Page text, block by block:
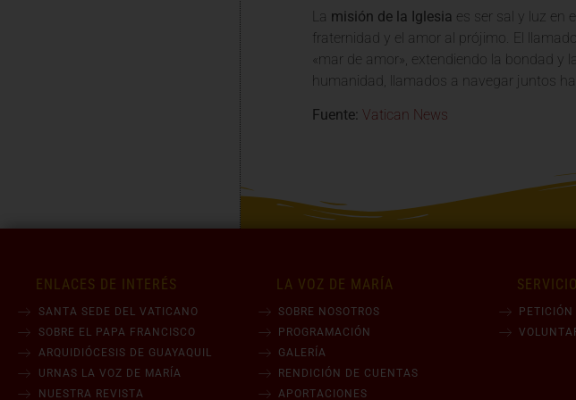
La misión de la Iglesia es ser sal y luz en
fraternidad y el amor al prójimo. El
«mar de amor», extendiendo la bondad y
humanidad, llamados a navegar juntos
Fuente: Vatican News
ENLACES DE INTERÉS
SANTA SEDE DEL VATICANO
SOBRE EL PAPA FRANCISCO
ARQUIDIÓCESIS DE GUAYAQUIL
URNAS LA VOZ DE MARÍA
NUESTRA REVISTA
LA VOZ DE MARÍA
SOBRE NOSOTROS
PROGRAMACIÓN
GALERÍA
RENDICIÓN DE CUENTAS
APORTACIONES
PETICIÓN